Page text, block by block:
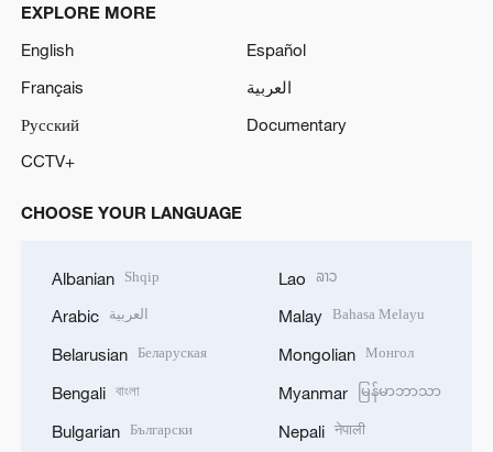
EXPLORE MORE
English
Español
Français
العربية
Русский
Documentary
CCTV+
CHOOSE YOUR LANGUAGE
Albanian Shqip
Arabic العربية
Belarusian Беларуская
Bengali বাংলা
Bulgarian Български
Lao ລາວ
Malay Bahasa Melayu
Mongolian Монгол
Myanmar မြန်မာဘာသာ
Nepali नेपाली